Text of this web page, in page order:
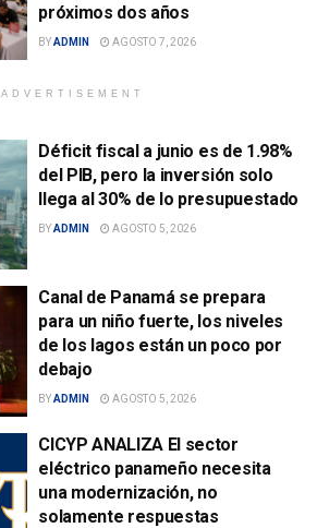
próximos dos años
BYADMIN AGOSTO 7, 2026
ADVERTISEMENT
Déficit fiscal a junio es de 1.98%
del PIB, pero la inversión solo
llega al 30% de lo presupuestado
BYADMIN AGOSTO 5, 2026
Canal de Panamá se prepara
para un niño fuerte, los niveles
de los lagos están un poco por
debajo
BYADMIN AGOSTO 5, 2026
CICYP ANALIZA El sector
eléctrico panameño necesita
una modernización, no
solamente respuestas